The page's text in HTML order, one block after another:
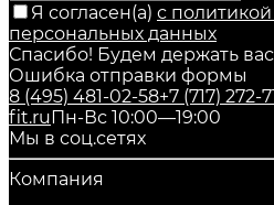
Я согласен(a) с
персональных данных
Спасибо! Будем держать
Ошибка отправки формы
8 (495) 481-02-58+7 (717) 272-
fit.ruПн-Вс 10:00—19:00
Мы в соц.сетях
Компания